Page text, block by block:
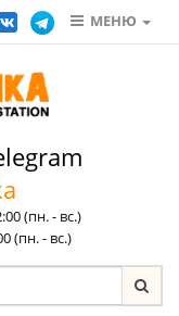
МЕНЮ
(пн. - вс.)
(пн. - вс.)